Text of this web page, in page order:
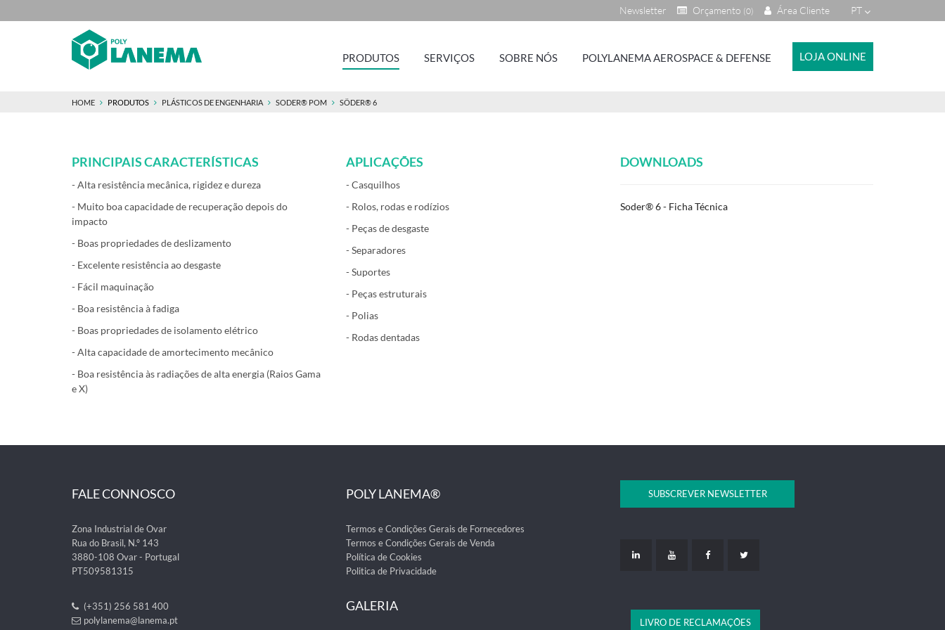
PT
Área Cliente
Orçamento (0)
Newsletter
PRODUTOS SERVIÇOS SOBRE NÓS POLYLANEMA AEROSPACE & DEFENSE LOJA ONLINE
HOME PRODUTOS PLÁSTICOS DE ENGENHARIA SODER® POM SÖDER® 6
PRINCIPAIS CARACTERÍSTICAS
- Alta resistência mecânica, rigidez e dureza
- Muito boa capacidade de recuperação depois do
impacto
- Boas propriedades de deslizamento
- Excelente resistência ao desgaste
- Fácil maquinação
- Boa resistência à fadiga
- Boas propriedades de isolamento elétrico
- Alta capacidade de amortecimento mecânico
- Boa resistência às radiações de alta energia (Raios Gama
e X)
APLICAÇÕES
- Casquilhos
- Rolos, rodas e rodízios
- Peças de desgaste
- Separadores
- Suportes
- Peças estruturais
- Polias
- Rodas dentadas
DOWNLOADS
Soder® 6 - Ficha Técnica
FALE CONNOSCO
Zona Industrial de Ovar
Rua do Brasil, N.º 143
3880-108 Ovar - Portugal
PT509581315
(+351) 256 581 400
polylanema@lanema.pt
POLY LANEMA®
Termos e Condições Gerais de Fornecedores
Termos e Condições Gerais de Venda
Política de Cookies
Politica de Privacidade
GALERIA
SUBSCREVER NEWSLETTER
LIVRO DE RECLAMAÇÕES